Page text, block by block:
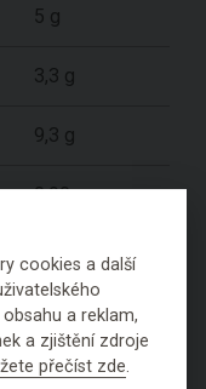
5 g
3,3 g
9,3 g
0,90 g
u doplňků
zdravotní
informace,
prospěšného
vlastnosti
cookies a další
a reklam,
a zjištění zdroje
přečíst zde.